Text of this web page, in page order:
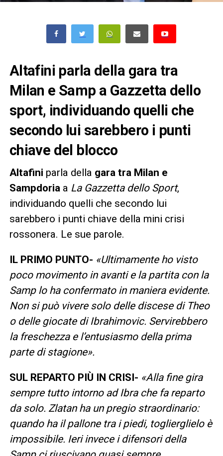
Altafini parla della gara tra
Milan e Samp a Gazzetta dello
sport, individuando quelli che
secondo lui sarebbero i punti
chiave del blocco
Altafini parla della gara tra Milan e
Sampdoriaa La Gazzetta dello Sport,
individuando quelli che secondo lui
sarebbero i punti chiave della mini crisi
rossonera. Le sue parole.
IL PRIMO PUNTO- «Ultimamente ho visto
poco movimento in avanti e la partita con la
Samp lo ha confermato in maniera evidente.
Non si può vivere solo delle discese di Theo
o delle giocate di Ibrahimovic. Servirebbero
la freschezza e l’entusiasmo della prima
parte di stagione».
SUL REPARTO PIÙ IN CRISI- «Alla fine gira
sempre tutto intorno ad Ibra che fa reparto
da solo. Zlatan ha un pregio straordinario:
quando ha il pallone tra i piedi, toglierglielo è
impossibile. Ieri invece i difensori della